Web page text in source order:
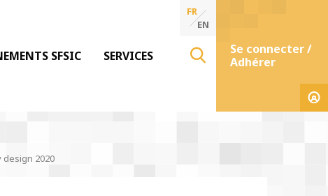
SFSIC SERVICES
FR
EN
Se connecter /
Adhérer
design 2020